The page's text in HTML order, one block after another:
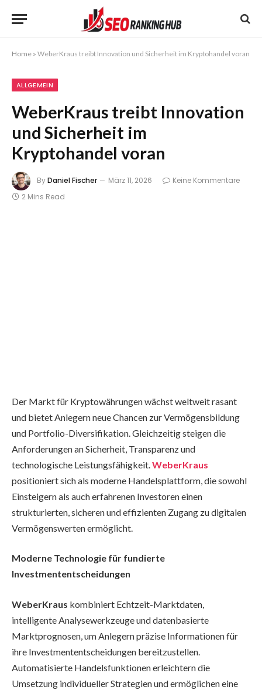
Home » WeberKraus treibt Innovation und Sicherheit im Kryptohandel voran
ALLGEMEIN
WeberKraus treibt Innovation
und Sicherheit im
Kryptohandel voran
ByDaniel Fischer März 11, 2026
Keine Kommentare
2 Mins Read
Der Markt für Kryptowährungen wächst weltweit rasant
und bietet Anlegern neue Chancen zur Vermögensbildung
und Portfolio-Diversifikation. Gleichzeitig steigen die
Anforderungen an Sicherheit, Transparenz und
technologische Leistungsfähigkeit. WeberKraus
positioniert sich als moderne Handelsplattform, die sowohl
Einsteigern als auch erfahrenen Investoren einen
strukturierten, sicheren und effizienten Zugang zu digitalen
Vermögenswerten ermöglicht.
Moderne Technologie für fundierte
Investmententscheidungen
WeberKraus kombiniert Echtzeit-Marktdaten,
intelligente Analysewerkzeuge und datenbasierte
Marktprognosen, um Anlegern präzise Informationen für
ihre Investmententscheidungen bereitzustellen.
Automatisierte Handelsfunktionen erleichtern die
Umsetzung individueller Strategien und ermöglichen eine